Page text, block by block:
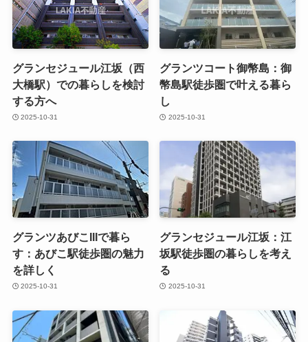
グランセジュール江坂（西
大橋駅）での暮らしを検討
する方へ
2025-10-31
グランツコート御幣島：御
幣島駅徒歩圏で叶える暮ら
し
2025-10-31
グランツあびこIIIで暮ら
す：あびこ駅徒歩圏の魅力
を詳しく
2025-10-31
グランセジュール江坂：江
坂駅徒歩圏の暮らしを考え
る
2025-10-31